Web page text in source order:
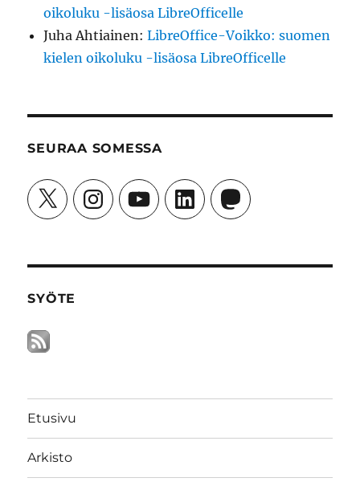
oikoluku -lisäosa LibreOfficelle
Juha Ahtiainen:LibreOffice-Voikko: suomen
kielen oikoluku -lisäosa LibreOfficelle
SEURAA SOMESSA
X InstagramYouTubeLinkedInMastodon
SYÖTE
Etusivu
Arkisto